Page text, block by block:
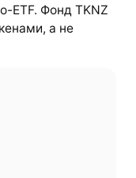
ETF. Фонд TKNZ
а не